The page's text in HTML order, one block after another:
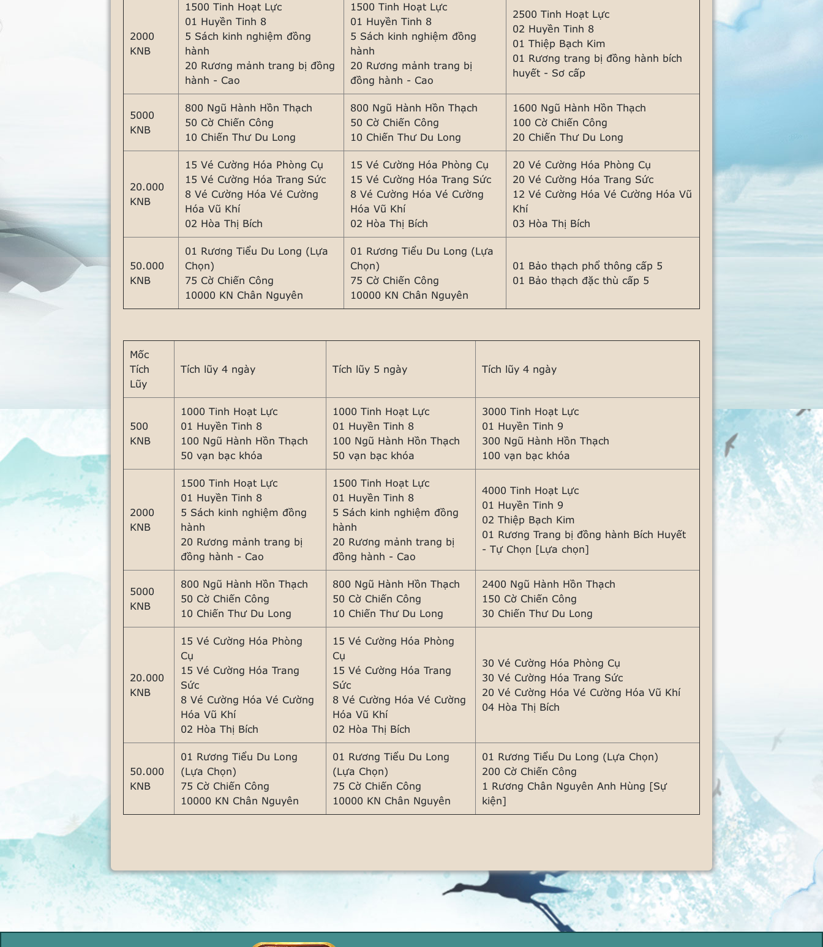
2000
KNB
1500 Tinh Hoạt Lực
01 Huyền Tinh 8
5 Sách kinh nghiệm đồng
hành
20 Rương mảnh trang bị đồng
hành - Cao
1500 Tinh Hoạt Lực
01 Huyền Tinh 8
5 Sách kinh nghiệm đồng
hành
20 Rương mảnh trang bị
đồng hành - Cao
2500 Tinh Hoạt Lực
02 Huyền Tinh 8
01 Thiệp Bạch Kim
01 Rương trang bị đồng hành bích
huyết - Sơ cấp
5000
KNB
800 Ngũ Hành Hồn Thạch
50 Cờ Chiến Công
10 Chiến Thư Du Long
800 Ngũ Hành Hồn Thạch
50 Cờ Chiến Công
10 Chiến Thư Du Long
1600 Ngũ Hành Hồn Thạch
100 Cờ Chiến Công
20 Chiến Thư Du Long
20.000
KNB
15 Vé Cường Hóa Phòng Cụ
15 Vé Cường Hóa Trang Sức
8 Vé Cường Hóa Vé Cường
Hóa Vũ Khí
02 Hòa Thị Bích
15 Vé Cường Hóa Phòng Cụ
15 Vé Cường Hóa Trang Sức
8 Vé Cường Hóa Vé Cường
Hóa Vũ Khí
02 Hòa Thị Bích
20 Vé Cường Hóa Phòng Cụ
20 Vé Cường Hóa Trang Sức
12 Vé Cường Hóa Vé Cường Hóa Vũ
Khí
03 Hòa Thị Bích
50.000
KNB
01 Rương Tiểu Du Long (Lựa
Chọn)
75 Cờ Chiến Công
10000 KN Chân Nguyên
01 Rương Tiểu Du Long (Lựa
Chọn)
75 Cờ Chiến Công
10000 KN Chân Nguyên
01 Bảo thạch phổ thông cấp 5
01 Bảo thạch đặc thù cấp 5
Mốc
Tích
Lũy
Tích lũy 4 ngày Tích lũy 5 ngày Tích lũy 4 ngày
500
KNB
1000 Tinh Hoạt Lực
01 Huyền Tinh 8
100 Ngũ Hành Hồn Thạch
50 vạn bạc khóa
1000 Tinh Hoạt Lực
01 Huyền Tinh 8
100 Ngũ Hành Hồn Thạch
50 vạn bạc khóa
3000 Tinh Hoạt Lực
01 Huyền Tinh 9
300 Ngũ Hành Hồn Thạch
100 vạn bạc khóa
2000
KNB
1500 Tinh Hoạt Lực
01 Huyền Tinh 8
5 Sách kinh nghiệm đồng
hành
20 Rương mảnh trang bị
đồng hành - Cao
1500 Tinh Hoạt Lực
01 Huyền Tinh 8
5 Sách kinh nghiệm đồng
hành
20 Rương mảnh trang bị
đồng hành - Cao
4000 Tinh Hoạt Lực
01 Huyền Tinh 9
02 Thiệp Bạch Kim
01 Rương Trang bị đồng hành Bích Huyết
- Tự Chọn [Lựa chọn]
5000
KNB
800 Ngũ Hành Hồn Thạch
50 Cờ Chiến Công
10 Chiến Thư Du Long
800 Ngũ Hành Hồn Thạch
50 Cờ Chiến Công
10 Chiến Thư Du Long
2400 Ngũ Hành Hồn Thạch
150 Cờ Chiến Công
30 Chiến Thư Du Long
20.000
KNB
15 Vé Cường Hóa Phòng
Cụ
15 Vé Cường Hóa Trang
Sức
8 Vé Cường Hóa Vé Cường
Hóa Vũ Khí
02 Hòa Thị Bích
15 Vé Cường Hóa Phòng
Cụ
15 Vé Cường Hóa Trang
Sức
8 Vé Cường Hóa Vé Cường
Hóa Vũ Khí
02 Hòa Thị Bích
30 Vé Cường Hóa Phòng Cụ
30 Vé Cường Hóa Trang Sức
20 Vé Cường Hóa Vé Cường Hóa Vũ Khí
04 Hòa Thị Bích
50.000
KNB
01 Rương Tiểu Du Long
(Lựa Chọn)
75 Cờ Chiến Công
10000 KN Chân Nguyên
01 Rương Tiểu Du Long
(Lựa Chọn)
75 Cờ Chiến Công
10000 KN Chân Nguyên
01 Rương Tiểu Du Long (Lựa Chọn)
200 Cờ Chiến Công
1 Rương Chân Nguyên Anh Hùng [Sự
kiện]